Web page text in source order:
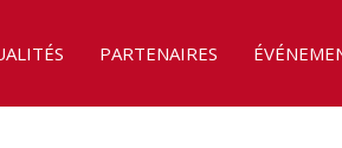
PARTENAIRES